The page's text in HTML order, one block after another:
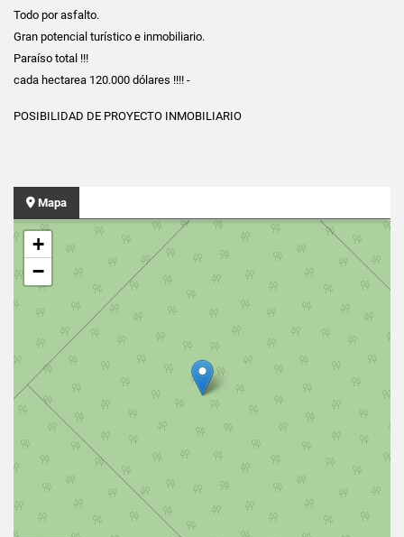
Todo por asfalto.
Gran potencial turístico e inmobiliario.
Paraíso total !!!
cada hectarea 120.000 dólares !!!! -
POSIBILIDAD DE PROYECTO INMOBILIARIO
Mapa
+
−